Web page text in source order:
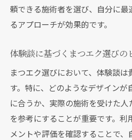
頼できる施術者を選び、自分に
るアプローチが効果的です。
体験談に基づくまつエク選びの
まつエク選びにおいて、体験談
す。特に、どのようなデザインが
に合うか、実際の施術を受けた
を参考にすることが重要です。利
メントや評価を確認することで、